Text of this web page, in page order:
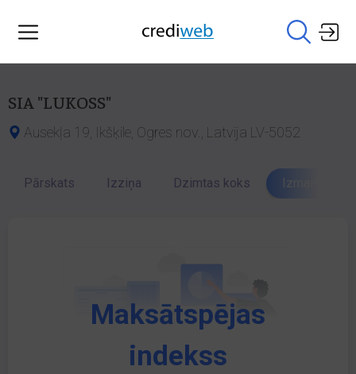
SIA "LUKOSS"
Ausekļa 19, Ikšķile, Ogres nov., Latvija LV-5052
Pārskats Izziņa Dzimtas koks Izmaiņu
Maksātspējas
indekss